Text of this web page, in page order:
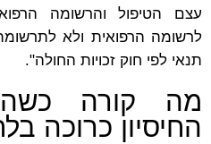
עצם הטיפול והרשומה
לרשומה הרפואית ולא
תנאי לפי חוק זכויות החולה".
מה קורה
החיסיון כרוכה